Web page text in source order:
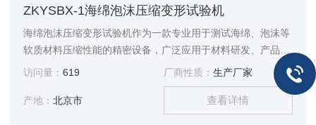
ZKYSBX-1海绵泡沫压缩变形试验机
海绵泡沫压缩变形试验机作为一款专业用于测试海绵、泡沫等
软质材料压缩性能的精密设备，广泛应用于材料研发、产品质
量检测等多个领域。
访问量：619 厂商性质： 生产厂家
产地：北京市 查看详情